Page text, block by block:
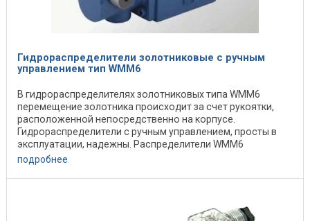
Гидрораспределители золотниковые с ручным
управлением тип WMM6
В гидрораспределителях золотниковых типа WMM6
перемещение золотника происходит за счет рукоятки,
расположенной непосредственно на корпусе.
Гидрораспределители с ручным управлением, просты в
эксплуатации, надежны. Распределители WMM6
выпускаются в ...
подробнее